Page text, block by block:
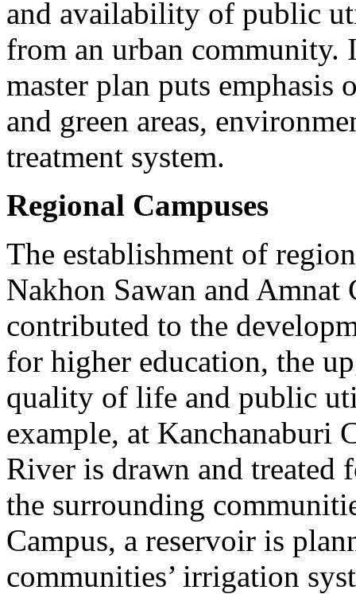
and availability of public
from an urban community.
master plan puts emphasis
and green areas,
treatment system.
Regional Campuses
The establishment of
Nakhon Sawan and Amnat
contributed to the
for higher education, the
quality of life and public
example, at Kanchanaburi
River is drawn and treated
the surrounding
Campus, a reservoir is
communities’ irrigation